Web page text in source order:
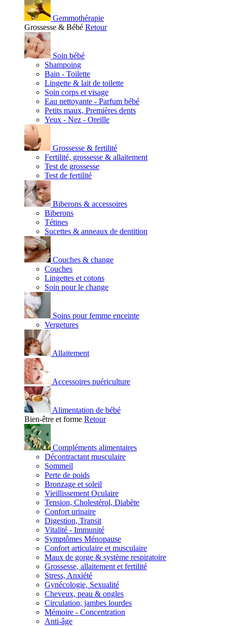
Gemmothérapie
Grossesse & Bébé Retour
Soin bébé
Shampoing
Bain - Toilette
Lingette & lait de toilette
Soin corps et visage
Eau nettoyante - Parfum bébé
Petits maux, Premières dents
Yeux - Nez - Oreille
Grossesse & fertilité
Fertilité, grossesse & allaitement
Test de grossesse
Test de fertilité
Biberons & accessoires
Biberons
Tétines
Sucettes & anneaux de dentition
Couches & change
Couches
Lingettes et cotons
Soin pour le change
Soins pour femme enceinte
Vergetures
Allaitement
Accessoires puériculture
Alimentation de bébé
Bien-être et forme Retour
Compléments alimentaires
Décontractant musculaire
Sommeil
Perte de poids
Bronzage et soleil
Vieillissement Oculaire
Tension, Cholestérol, Diabète
Confort urinaire
Digestion, Transit
Vitalité - Immunité
Symptômes Ménopause
Confort articulaire et musculaire
Maux de gorge & système respiratoire
Grossesse, allaitement et fertilité
Stress, Anxiété
Gynécologie, Sexualité
Cheveux, peau & ongles
Circulation, jambes lourdes
Mémoire - Concentration
Anti-âge